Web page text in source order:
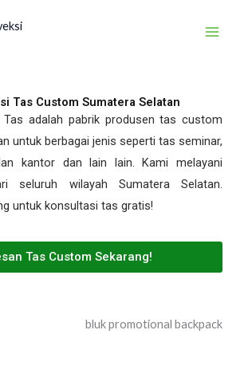
Tas Custom Sumatera Selatan
Tas adalah pabrik produsen tas custom
untuk berbagai jenis seperti tas seminar,
kantor dan lain lain. Kami melayani
seluruh wilayah Sumatera Selatan.
untuk konsultasi tas gratis!
Tas Custom Sekarang!